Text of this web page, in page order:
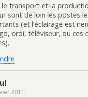
le transport et la
sont de loin les postes
(et l’éclairage est
ordi, téléviseur, ou ces
2011